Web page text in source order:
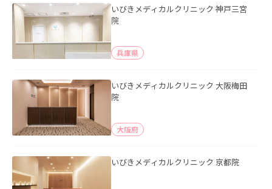
いびきメディカルクリニック 神戸三宮
院
兵庫県
いびきメディカルクリニック 大阪梅田
院
大阪府
いびきメディカルクリニック 京都院